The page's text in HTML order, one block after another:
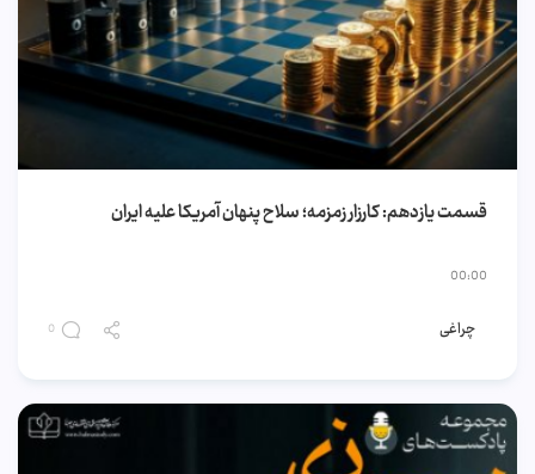
قسمت یازدهم: کارزار زمزمه؛ سلاح پنهان آمریکا علیه ایران
00:00
چراغی 0